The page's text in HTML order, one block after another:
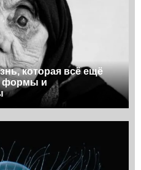
которая всё ещё
формы и